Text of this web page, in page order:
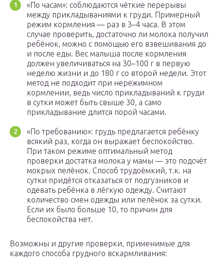
«По часам»: соблюдаются чёткие перерывы
между прикладываниями к груди. Примерный
режим кормления — раз в 3–4 часа. В этом
случае проверить, достаточно ли молока получил
ребёнок, можно с помощью его взвешивания до
и после еды. Вес малыша после кормления
должен увеличиваться на 30–100 г в первую
неделю жизни и до 180 г со второй недели. Этот
метод не подходит при нережимном
кормлении, ведь число прикладываний к груди
в сутки может быть свыше 30, а само
прикладывание длится порой часами.
«По требованию»: грудь предлагается ребёнку
всякий раз, когда он выражает беспокойство.
При таком режиме оптимальный метод
проверки достатка молока у мамы — это подсчёт
мокрых пелёнок. Способ трудоёмкий, т.к. на
сутки придётся отказаться от подгузников и
одевать ребёнка в лёгкую одежду. Считают
количество смен одежды или пелёнок за сутки.
Если их было больше 10, то причин для
беспокойства нет.
Возможны и другие проверки, применимые для
каждого способа грудного вскармливания: